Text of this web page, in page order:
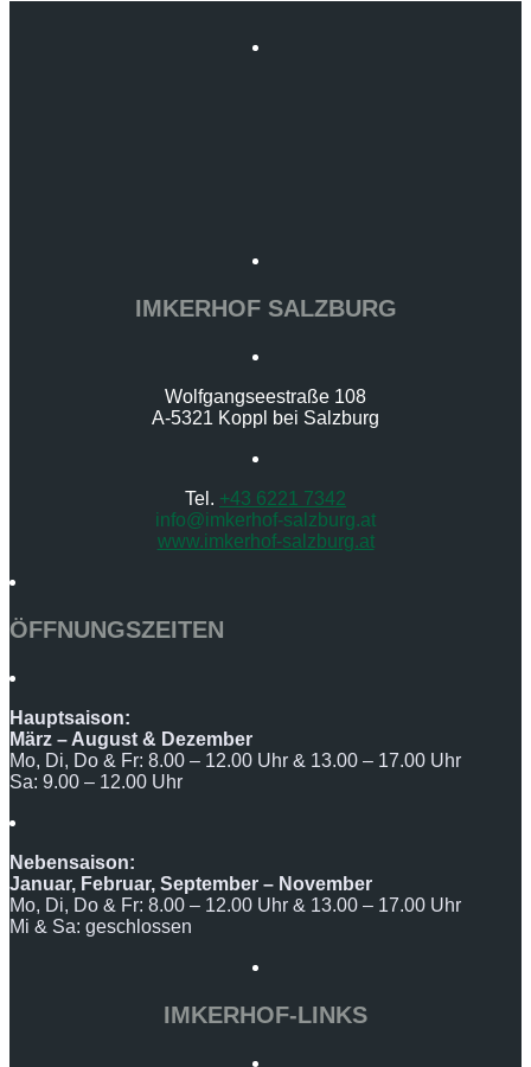
IMKERHOF SALZBURG
Wolfgangseestraße 108
A-5321 Koppl bei Salzburg
Tel. +43 6221 7342
info@imkerhof-salzburg.at
www.imkerhof-salzburg.at
ÖFFNUNGSZEITEN
Hauptsaison:
März – August & Dezember
Mo, Di, Do & Fr: 8.00 – 12.00 Uhr & 13.00 – 17.00 Uhr
Sa: 9.00 – 12.00 Uhr
Nebensaison:
Januar, Februar, September – November
Mo, Di, Do & Fr: 8.00 – 12.00 Uhr & 13.00 – 17.00 Uhr
Mi & Sa: geschlossen
IMKERHOF-LINKS